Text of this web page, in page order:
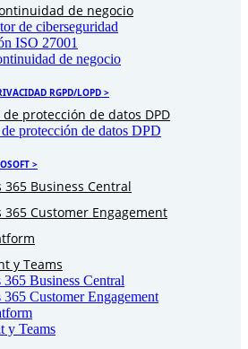
de negocio
de ciberseguridad
ISO 27001
de negocio
RGPD/LOPD >
de protección de datos DPD
protección de datos DPD
>
365 Business Central
365 Customer Engagement
y Teams
Business Central
Customer Engagement
y Teams